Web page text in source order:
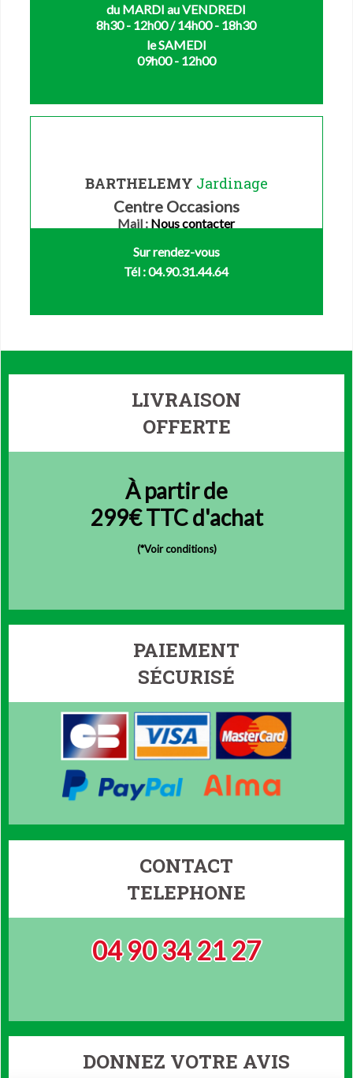
du MARDI au VENDREDI
8h30 - 12h00 / 14h00 - 18h30
le SAMEDI
09h00 - 12h00
BARTHELEMY Jardinage
Centre Occasions
Mail : Nous contacter
Sur rendez-vous
Tél : 04.90.31.44.64
LIVRAISON
OFFERTE
À partir de
299€ TTC d'achat
(*Voir conditions)
PAIEMENT
SÉCURISÉ
CONTACT
TELEPHONE
04 90 34 21 27
DONNEZ VOTRE AVIS